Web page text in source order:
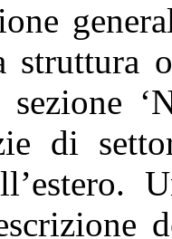
struttura
sezione
di